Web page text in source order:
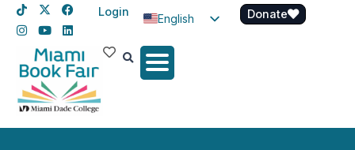
Login
English
Spanish
Donate